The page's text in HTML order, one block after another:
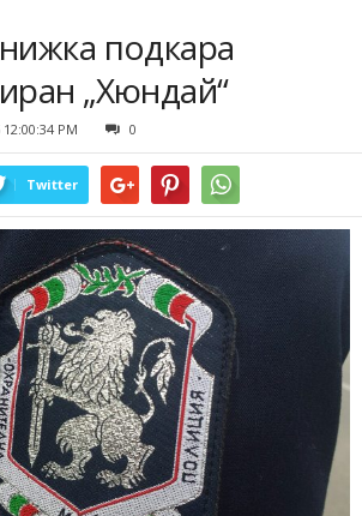
подкара
„Хюндай“
PM 0
Twitter